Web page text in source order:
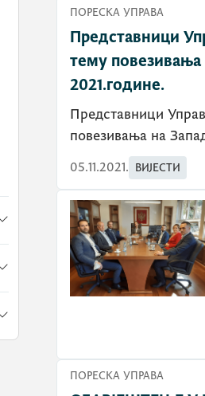
ПОРЕСКА УПРАВА
Представници
тему
2021.године.
Представници Управе прихода и царина учествовали на Округлом столу на тему
05.11.2021. ВИЈЕСТИ
ПОРЕСКА УПРАВА